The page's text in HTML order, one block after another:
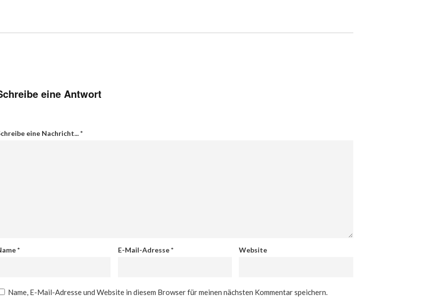
eine Antwort
eine Nachricht...*
* E-Mail-Adresse* Website
Name, E-Mail-Adresse und Website in diesem Browser für meinen nächsten Kommentar speichern.